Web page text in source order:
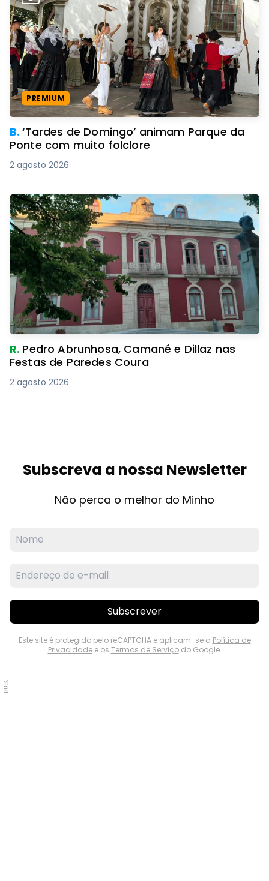
PREMIUM
B.‘Tardes de Domingo’ animam Parque da
Ponte com muito folclore
2 agosto 2026
R. Pedro Abrunhosa, Camané e Dillaz nas
Festas de Paredes Coura
2 agosto 2026
Subscreva a nossa Newsletter
Não perca o melhor do Minho
Subscrever
Este site é protegido pelo reCAPTCHA e aplicam-se a Política de
Privacidadee os Termos de Serviçodo Google.
PUB.